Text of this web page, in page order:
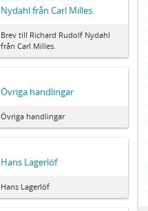
Nydahl från Carl Milles.
Brev till Richard Rudolf Nydahl
från Carl Milles.
Övriga handlingar
Övriga handlingar
Hans Lagerlöf
Hans Lagerlöf